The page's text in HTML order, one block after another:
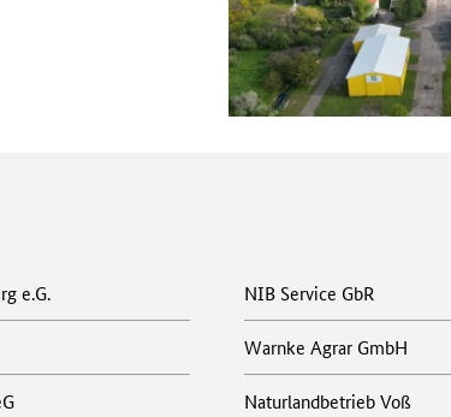
e.G. NIB Service GbR
Warnke Agrar GmbH
Naturlandbetrieb Voß